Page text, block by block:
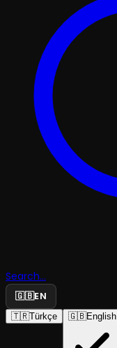
Search...
🇬🇧EN
🇹🇷Türkçe 🇬🇧English